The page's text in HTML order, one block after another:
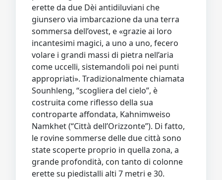
erette da due Dèi antidiluviani che
giunsero via imbarcazione da una terra
sommersa dell’ovest, e «grazie ai loro
incantesimi magici, a uno a uno, fecero
volare i grandi massi di pietra nell’aria
come uccelli, sistemandoli poi nei punti
appropriati». Tradizionalmente chiamata
Sounhleng, “scogliera del cielo”, è
costruita come riflesso della sua
controparte affondata, Kahnimweiso
Namkhet (“Città dell’Orizzonte”). Di fatto,
le rovine sommerse delle due città sono
state scoperte proprio in quella zona, a
grande profondità, con tanto di colonne
erette su piedistalli alti 7 metri e 30.